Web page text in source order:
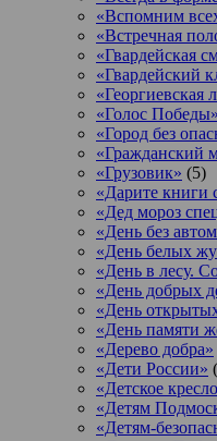
«Вспомним
«Встречная
«Гвардейская
«Гвардейский
«Георгиевская
«Голос Победы»
«Город без
«Гражданский
«Грузовик» (5)
«Дарите книги
«Дед мороз
«День без
«День белых
«День в лесу.
«День добрых
«День
«День памяти
«Дерево добра»
«Дети России»
«Детское кресло
«Детям
«Детям-